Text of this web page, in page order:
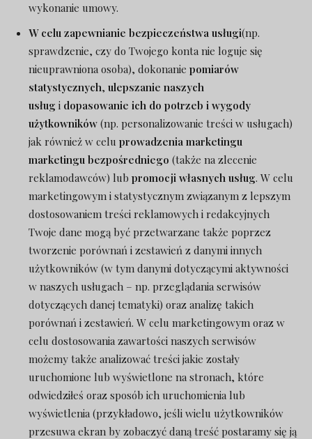
wykonanie umowy.
W celu zapewnianie bezpieczeństwa usługi(np.
sprawdzenie, czy do Twojego konta nie loguje się
nieuprawniona osoba), dokonanie pomiarów
statystycznych, ulepszanie naszych
usług i dopasowanie ich do potrzeb i wygody
użytkowników (np. personalizowanie treści w usługach)
jak również w celu prowadzenia marketingu
marketingu bezpośredniego (także na zlecenie
reklamodawców) lub promocji własnych usług. W celu
marketingowym i statystycznym związanym z lepszym
dostosowaniem treści reklamowych i redakcyjnych
Twoje dane mogą być przetwarzane także poprzez
tworzenie porównań i zestawień z danymi innych
użytkowników (w tym danymi dotyczącymi aktywności
w naszych usługach – np. przeglądania serwisów
dotyczących danej tematyki) oraz analizę takich
porównań i zestawień. W celu marketingowym oraz w
celu dostosowania zawartości naszych serwisów
możemy także analizować treści jakie zostały
uruchomione lub wyświetlone na stronach, które
odwiedziłeś oraz sposób ich uruchomienia lub
wyświetlenia (przykładowo, jeśli wielu użytkowników
przesuwa ekran by zobaczyć daną treść postaramy się ją